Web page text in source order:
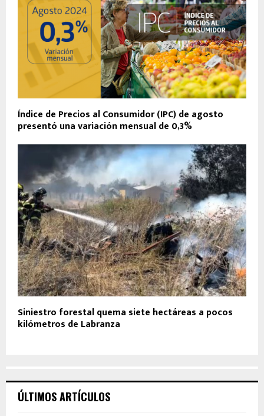
Índice de Precios al Consumidor (IPC) de agosto
presentó una variación mensual de 0,3%
Siniestro forestal quema siete hectáreas a pocos
kilómetros de Labranza
ÚLTIMOS ARTÍCULOS